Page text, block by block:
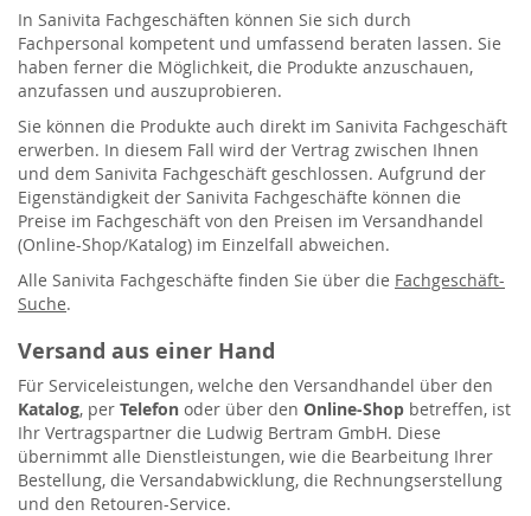
In Sanivita Fachgeschäften können Sie sich durch
Fachpersonal kompetent und umfassend beraten lassen. Sie
haben ferner die Möglichkeit, die Produkte anzuschauen,
anzufassen und auszuprobieren.
Sie können die Produkte auch direkt im Sanivita Fachgeschäft
erwerben. In diesem Fall wird der Vertrag zwischen Ihnen
und dem Sanivita Fachgeschäft geschlossen. Aufgrund der
Eigenständigkeit der Sanivita Fachgeschäfte können die
Preise im Fachgeschäft von den Preisen im Versandhandel
(Online-Shop/Katalog) im Einzelfall abweichen.
Alle Sanivita Fachgeschäfte finden Sie über die Fachgeschäft-
Suche.
Versand aus einer Hand
Für Serviceleistungen, welche den Versandhandel über den
Katalog, per Telefon oder über den Online-Shop betreffen, ist
Ihr Vertragspartner die Ludwig Bertram GmbH. Diese
übernimmt alle Dienstleistungen, wie die Bearbeitung Ihrer
Bestellung, die Versandabwicklung, die Rechnungserstellung
und den Retouren-Service.